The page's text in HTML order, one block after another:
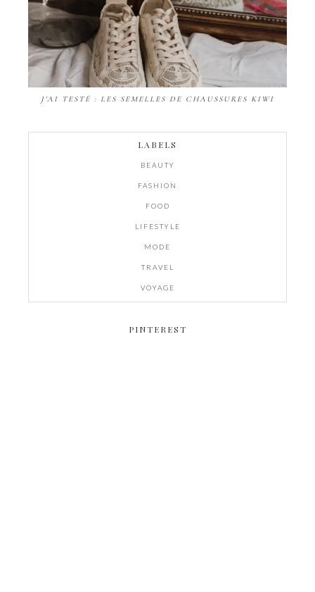
J'AI TESTÉ : LES SEMELLES DE CHAUSSURES KIWI
LABELS
BEAUTY
FASHION
FOOD
LIFESTYLE
MODE
TRAVEL
VOYAGE
PINTEREST